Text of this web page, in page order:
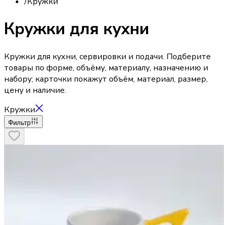
Кружки для кухни
Кружки для кухни, сервировки и подачи. Подберите
товары по форме, объёму, материалу, назначению и
набору; карточки покажут объём, материал, размер,
цену и наличие.
Кружки
Фильтр